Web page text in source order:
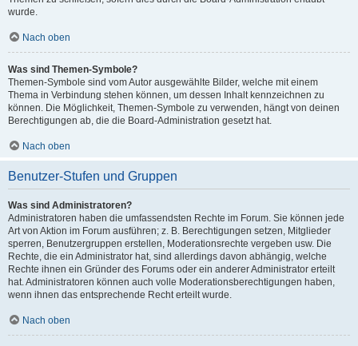
wurde.
Nach oben
Was sind Themen-Symbole?
Themen-Symbole sind vom Autor ausgewählte Bilder, welche mit einem
Thema in Verbindung stehen können, um dessen Inhalt kennzeichnen zu
können. Die Möglichkeit, Themen-Symbole zu verwenden, hängt von deinen
Berechtigungen ab, die die Board-Administration gesetzt hat.
Nach oben
Benutzer-Stufen und Gruppen
Was sind Administratoren?
Administratoren haben die umfassendsten Rechte im Forum. Sie können jede
Art von Aktion im Forum ausführen; z. B. Berechtigungen setzen, Mitglieder
sperren, Benutzergruppen erstellen, Moderationsrechte vergeben usw. Die
Rechte, die ein Administrator hat, sind allerdings davon abhängig, welche
Rechte ihnen ein Gründer des Forums oder ein anderer Administrator erteilt
hat. Administratoren können auch volle Moderationsberechtigungen haben,
wenn ihnen das entsprechende Recht erteilt wurde.
Nach oben